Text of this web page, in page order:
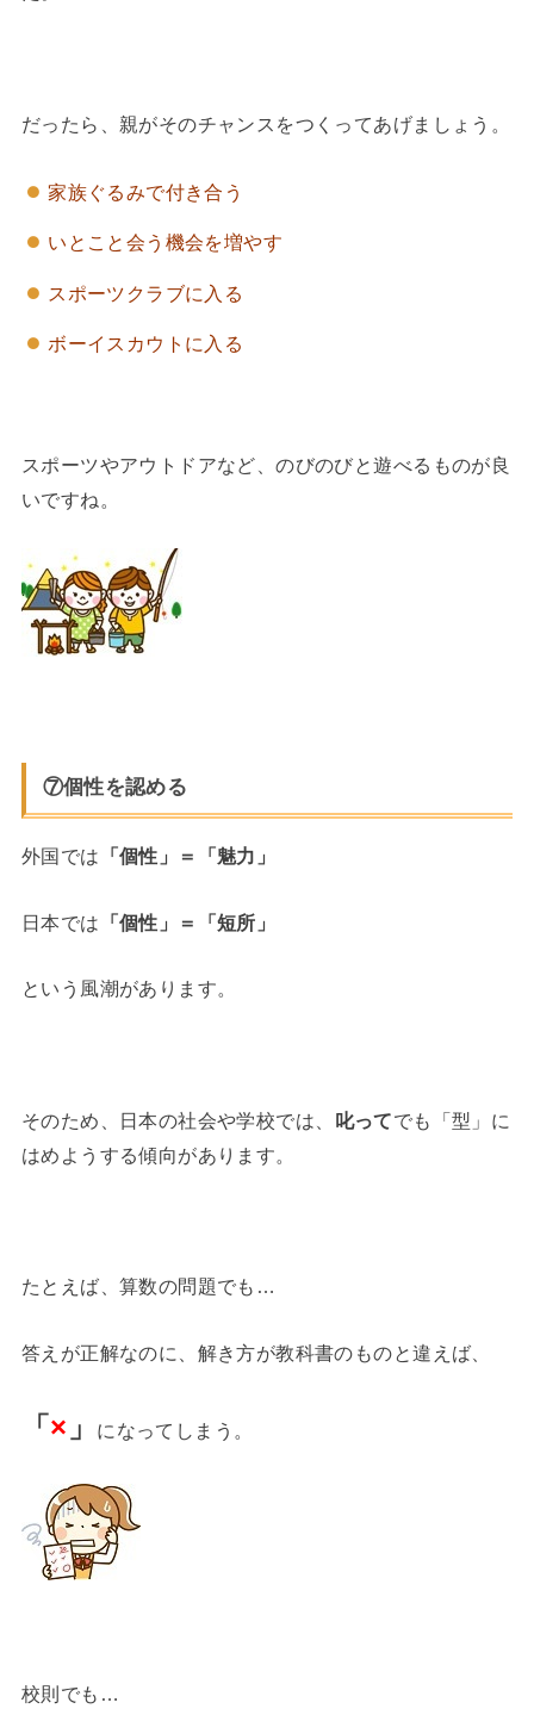
だったら、親がそのチャンスをつくってあげましょう。
家族ぐるみで付き合う
いとこと会う機会を増やす
スポーツクラブに入る
ボーイスカウトに入る
スポーツやアウトドアなど、のびのびと遊べるものが良
いですね。
⑦個性を認める
外国では 「個性」＝「魅力」
日本では 「個性」＝「短所」
という風潮があります。
そのため、日本の社会や学校では、 叱ってでも「型」に
はめようする傾向があります。
たとえば、算数の問題でも…
答えが正解なのに、解き方が教科書のものと違えば、
「 × 」 になってしまう。
校則でも…